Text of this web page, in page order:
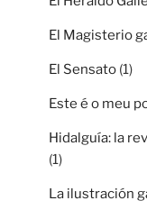
El Magisterio
El Sensato (1)
Este é o meu
Hidalguía: la
(1)
La ilustración